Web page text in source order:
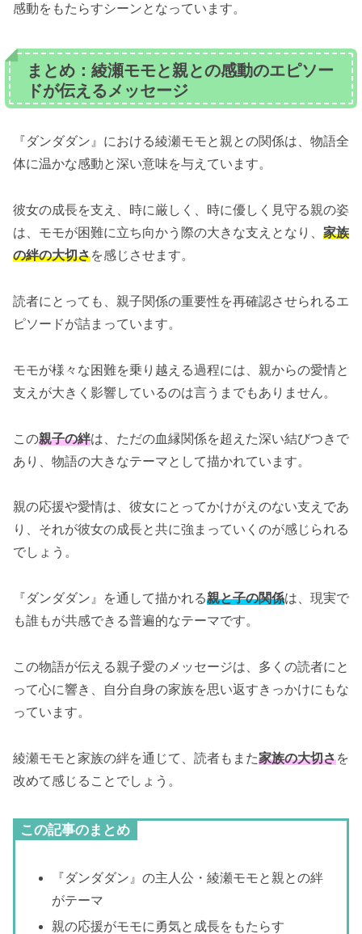
感動をもたらすシーンとなっています。
まとめ：綾瀬モモと親との感動のエピソー
ドが伝えるメッセージ
『ダンダダン』における綾瀬モモと親との関係は、物語全
体に温かな感動と深い意味を与えています。
彼女の成長を支え、時に厳しく、時に優しく見守る親の姿
は、モモが困難に立ち向かう際の大きな支えとなり、 家族
の絆の大切さを感じさせます。
読者にとっても、親子関係の重要性を再確認させられるエ
ピソードが詰まっています。
モモが様々な困難を乗り越える過程には、親からの愛情と
支えが大きく影響しているのは言うまでもありません。
この親子の絆は、ただの血縁関係を超えた深い結びつきで
あり、物語の大きなテーマとして描かれています。
親の応援や愛情は、彼女にとってかけがえのない支えであ
り、それが彼女の成長と共に強まっていくのが感じられる
でしょう。
『ダンダダン』を通して描かれる親と子の関係は、現実で
も誰もが共感できる普遍的なテーマです。
この物語が伝える親子愛のメッセージは、多くの読者にと
って心に響き、自分自身の家族を思い返すきっかけにもな
っています。
綾瀬モモと家族の絆を通じて、読者もまた家族の大切さを
改めて感じることでしょう。
この記事のまとめ
『ダンダダン』の主人公・綾瀬モモと親との絆
がテーマ
親の応援がモモに勇気と成長をもたらす